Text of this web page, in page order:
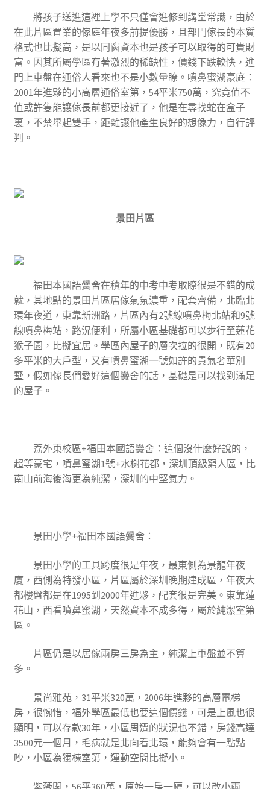
將孩子送進這裡上學不只僅會進修到講堂常識，由於
在此片區置業的傢庭年夜多前提優勝，且部門傢長的本質
格式也比擬高，是以同窗資本也是孩子可以取得的可貴財
富。因其所屬學區有著激烈的稀缺性，價錢下跌較快，進
門上車盤在通俗人看來也不是小數量瞭。噴鼻蜜湖豪庭：
2001年進夥的小高層通俗室第，54平米750萬，究竟值不
值或許隻能讓傢長前都更接近了，他是在尋找蛇在盒子
裏，不禁舉起雙手，距離讓他產生良好的想像力，自行評
判。
景田片區
福田本國語黌舍在積年的中考中考取瞭很是不錯的成
就，其地點的景田片區居傢氣氛濃重，配套齊備，北臨北
環年夜道，東靠新洲路，片區內有2號線噴鼻梅北站和9號
線噴鼻梅站，路況便利，所屬小區基礎都可以步行至蓮花
猴子園，比擬宜居。學區內屋子的層次拉的很開，既有20
多平米的大戶型，又有噴鼻蜜湖一號如許的貴氣奢華別
墅，假如傢長們愛好這個黌舍的話，基礎是可以找到滿足
的屋子。
荔外東校區+福田本國語黌舍：這個沒什麼好說的，
超等豪宅，噴鼻蜜湖1號+水榭花都，深圳頂級窮人區，比
南山前海後海更為純潔，深圳的中堅氣力。
景田小學+福田本國語黌舍：
景田小學的工具跨度很是年夜，最東側為景龍年夜
廈，西側為特發小區，片區屬於深圳晚期建成區，年夜大
都樓盤都是在1995到2000年進夥，配套很是完美。東靠蓮
花山，西看噴鼻蜜湖，天然資本不成多得，屬於純潔室第
區。
片區仍是以居傢兩房三房為主，純潔上車盤並不算
多。
景尚雅苑，31平米320萬，2006年進夥的高層電梯
房，很惋惜，福外學區最低也要這個價錢，可是上風也很
顯明，可以存款30年，小區周遭的狀況也不錯，房錢高達
3500元一個月，毛病就是北向看北環，能夠會有一點點
吵，小區為獨棟室第，運動空間比擬小。
紫薇閣，56平360萬，原始一房一廳，可以改小兩